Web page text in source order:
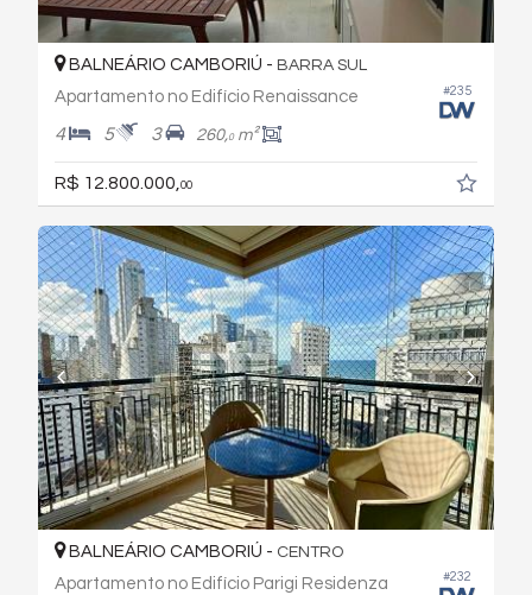
#235
BALNEÁRIO CAMBORIÚ - BARRA SUL
Apartamento no Edifício Renaissance
4 5 3 260,0m²
R$ 12.800.000, 00
#232
BALNEÁRIO CAMBORIÚ - CENTRO
Apartamento no Edifício Parigi Residenza